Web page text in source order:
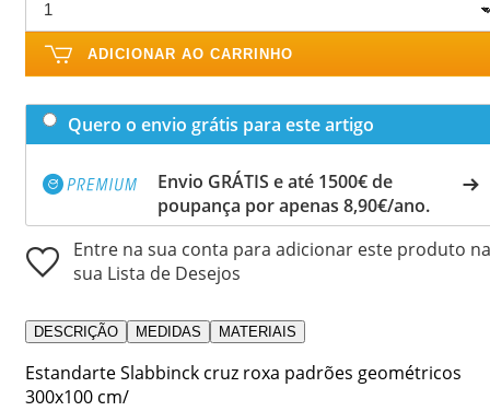
ADICIONAR AO CARRINHO
Quero o envio grátis para este artigo
Envio GRÁTIS e até 1500€ de
poupança por apenas 8,90€/ano.
Entre na sua conta para adicionar este produto na
sua Lista de Desejos
DESCRIÇÃO MEDIDAS MATERIAIS
Estandarte Slabbinck cruz roxa padrões geométricos
300x100 cm/